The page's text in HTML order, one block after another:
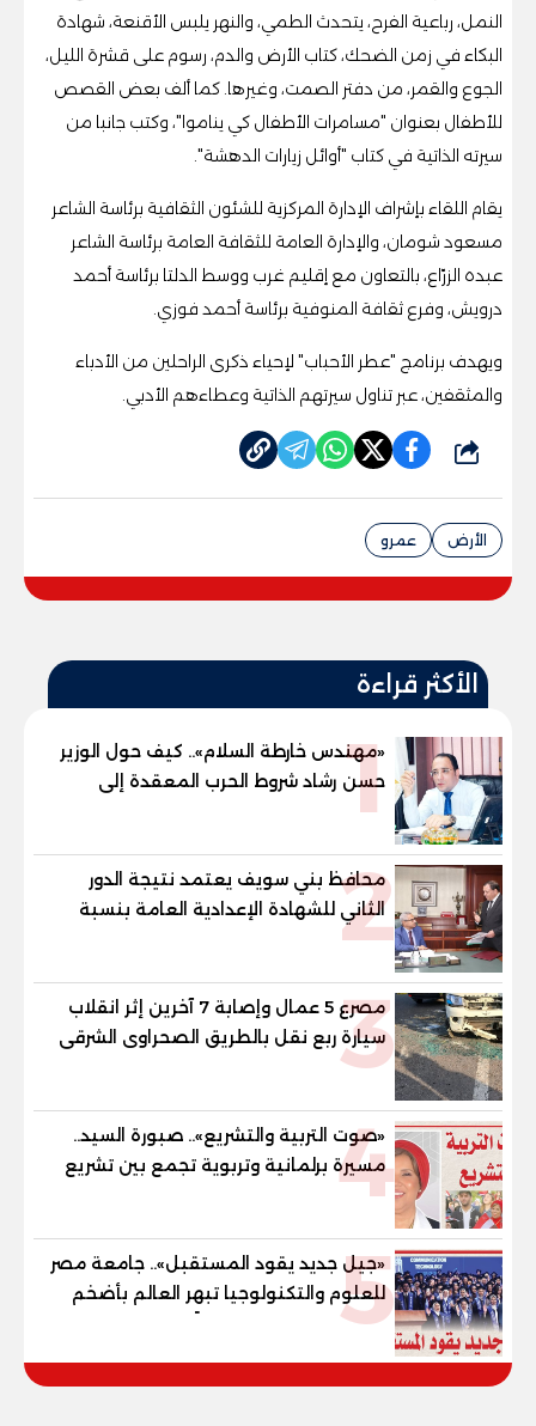
النمل، رباعية الفرح، يتحدث الطمي، والنهر يلبس الأقنعة، شهادة
البكاء في زمن الضحك، كتاب الأرض والدم، رسوم على قشرة الليل،
الجوع والقمر، من دفتر الصمت، وغيرها. كما ألف بعض القصص
للأطفال بعنوان "مسامرات الأطفال كي يناموا"، وكتب جانبا من
سيرته الذاتية في كتاب "أوائل زيارات الدهشة".
يقام اللقاء بإشراف الإدارة المركزية للشئون الثقافية برئاسة الشاعر
مسعود شومان، والإدارة العامة للثقافة العامة برئاسة الشاعر
عبده الزرّاع، بالتعاون مع إقليم غرب ووسط الدلتا برئاسة أحمد
درويش، وفرع ثقافة المنوفية برئاسة أحمد فوزي.
ويهدف برنامج "عطر الأحباب" لإحياء ذكرى الراحلين من الأدباء
والمثقفين، عبر تناول سيرتهم الذاتية وعطاءهم الأدبي.
شارك
الأرض عمرو
الأكثر قراءة
1
«مهندس خارطة السلام».. كيف حول الوزير
حسن رشاد شروط الحرب المعقدة إلى
"خارطة طريق" للانسحاب والإعمار؟
2
محافظ بني سويف يعتمد نتيجة الدور
الثاني للشهادة الإعدادية العامة بنسبة
والنور للمكفوفين
3
مصرع 5 عمال وإصابة 7 آخرين إثر انقلاب
سيارة ربع نقل بالطريق الصحراوى الشرقى
4
«صوت التربية والتشريع».. صبورة السيد..
مسيرة برلمانية وتربوية تجمع بين تشريع
القوانين وصناعة الأجيال لبناء الإنسان
5
«جيل جديد يقود المستقبل».. جامعة مصر
للعلوم والتكنولوجيا تبهر العالم بأضخم
ملحمة تخرج وتصنع جيلًا ذهبيًا يغزو سوق